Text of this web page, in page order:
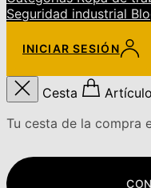
Seguridad industrial
INICIAR SESIÓN
Cesta
Tu cesta de la compra